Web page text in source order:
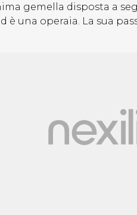
gemella disposta a
è una operaia. La sua